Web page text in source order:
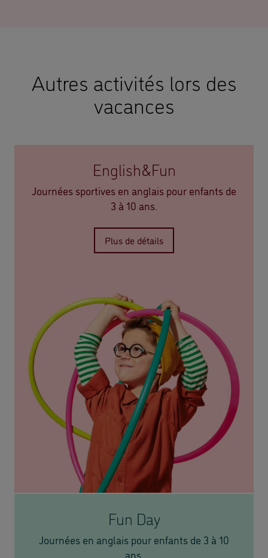
Autres activités lors des
vacances
English&Fun
Journées sportives en anglais pour enfants de
3 à 10 ans.
Plus de détails
Fun Day
Journées en anglais pour enfants de 3 à 10
ans.